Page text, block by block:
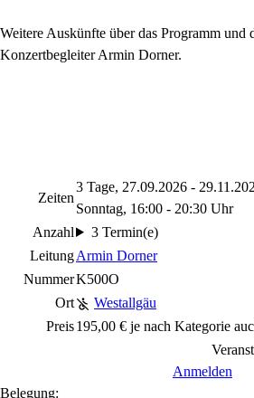
Weitere Auskünfte über das Programm und
Konzertbegleiter Armin Dorner.
Zeiten
3 Tage, 27.09.2026 -
Sonntag, 16:00 - 20:30 Uhr
Anzahl
3 Termin(e)
LeitungArmin Dorner
NummerK500O
Ort
Westallgäu
Preis195,00 € je nach Kategorie
Anmelden
Belegung: